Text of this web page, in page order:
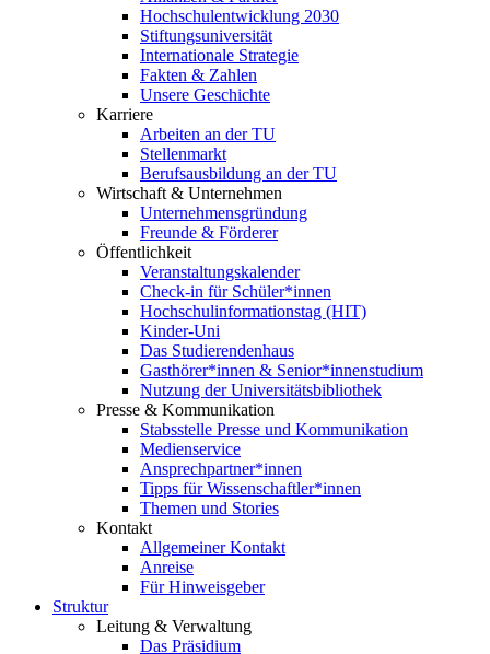
Hochschulentwicklung 2030
Stiftungsuniversität
Internationale Strategie
Fakten & Zahlen
Unsere Geschichte
Karriere
Arbeiten an der TU
Stellenmarkt
Berufsausbildung an der TU
Wirtschaft & Unternehmen
Unternehmensgründung
Freunde & Förderer
Öffentlichkeit
Veranstaltungskalender
Check-in für Schüler*innen
Hochschulinformationstag (HIT)
Kinder-Uni
Das Studierendenhaus
Gasthörer*innen & Senior*innenstudium
Nutzung der Universitätsbibliothek
Presse & Kommunikation
Stabsstelle Presse und Kommunikation
Medienservice
Ansprechpartner*innen
Tipps für Wissenschaftler*innen
Themen und Stories
Kontakt
Allgemeiner Kontakt
Anreise
Für Hinweisgeber
Struktur
Leitung & Verwaltung
Das Präsidium